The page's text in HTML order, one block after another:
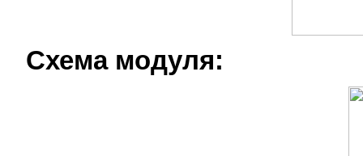
Схема модуля: